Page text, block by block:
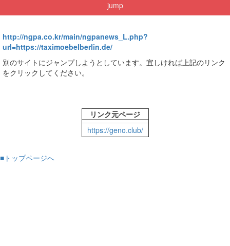
jump
http://ngpa.co.kr/main/ngpanews_L.php?
url=https://taximoebelberlin.de/
別のサイトにジャンプしようとしています。宜しければ上記のリンク
をクリックしてください。
リンク元ページ
https://geno.club/
■トップページへ